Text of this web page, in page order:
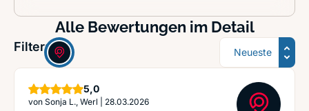
Alle Bewertungen im Detail
Filter: Sortierung
5,0Sterne
von Sonja L., Werl 28.03.2026